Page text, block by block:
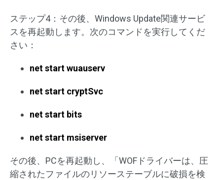
ステップ4：その後、Windows Update関連サービ
スを再起動します。次のコマンドを実行してくだ
さい：
net start wuauserv
net start cryptSvc
net start bits
net start msiserver
その後、PCを再起動し、「WOFドライバーは、圧
縮されたファイルのリソーステーブルに破損を検